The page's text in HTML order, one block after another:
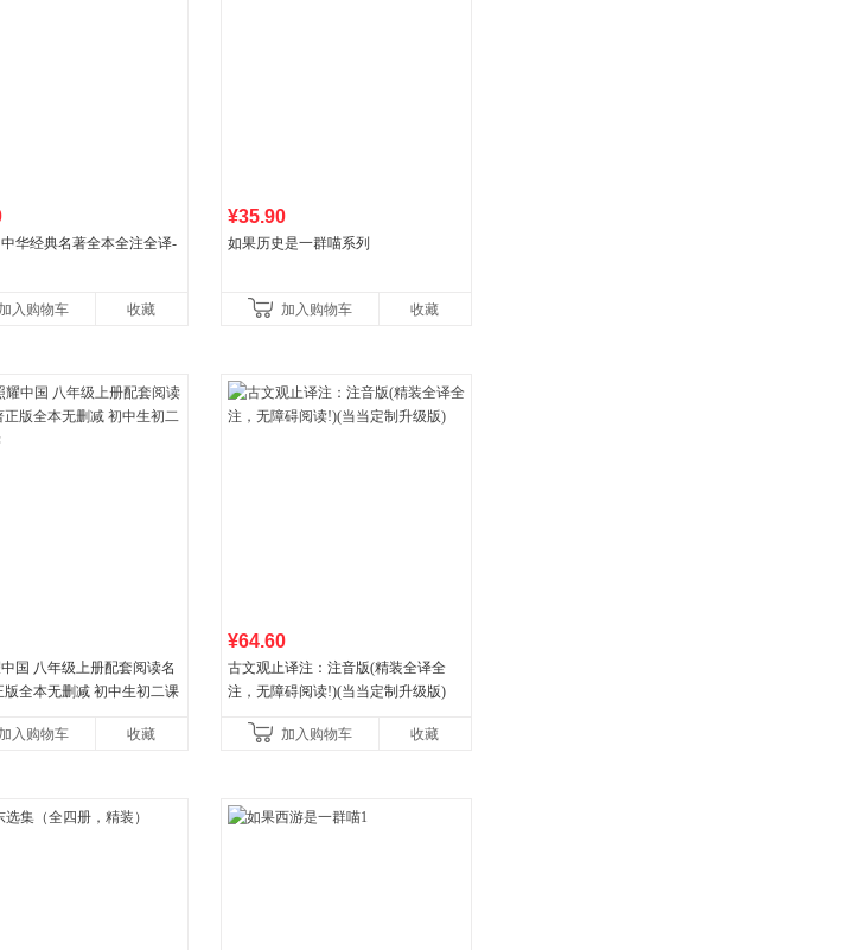
华经典名著全本全注全译-
加入购物车 收藏
¥35.90
如果历史是一群喵系列
加入购物车 收藏
国 八年级上册配套阅读名
版全本无删减 初中生初二课
加入购物车
收藏
¥64.60
古文观止译注：注音版(精装全译全
注，无障碍阅读!)(当当定制升级版)
加入购物车 收藏